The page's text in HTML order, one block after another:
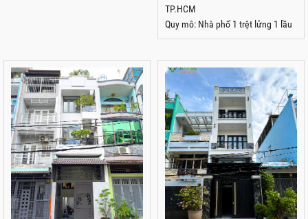
TP.HCM
Quy mô: Nhà phố 1 trệt lửng 1 lầu